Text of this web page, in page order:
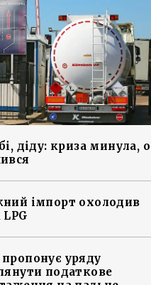
діду: криза минула,
імпорт охолодив
уряду
податкове